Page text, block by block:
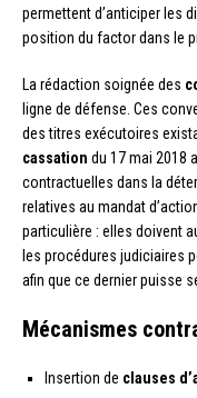
permettent d’anticiper les
position du factor dans le
La rédaction soignée des
ligne de défense. Ces
des titres exécutoires
cassation du 17 mai 2018
contractuelles dans la
relatives au mandat
particulière : elles doivent
les procédures judiciaires
afin que ce dernier puisse
Mécanismes
Insertion de clauses